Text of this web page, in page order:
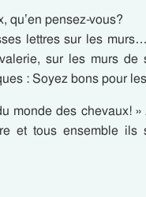
qu’en pensez-vous?
lettres sur les
sur les murs de
: Soyez bons pour
monde des chevaux!
et tous ensemble ils